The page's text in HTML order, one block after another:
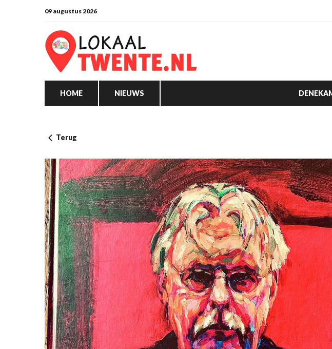
09 augustus 2026
HOME NIEUWS
Terug